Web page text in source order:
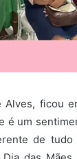
ficou
é um
de tudo